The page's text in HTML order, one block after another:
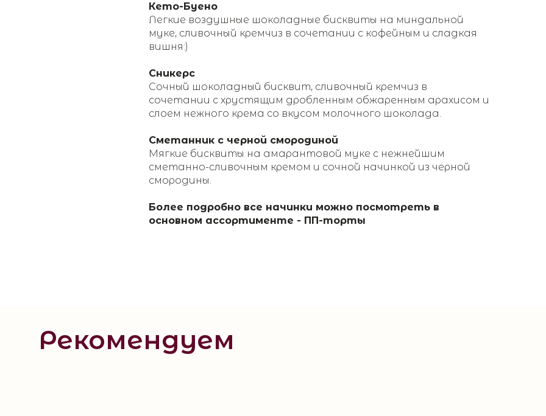
Кето-Буено
Легкие воздушные шоколадные бисквиты на миндальной
муке, сливочный кремчиз в сочетании с кофейным и сладкая
вишня:)
Сникерс
Сочный шоколадный бисквит, сливочный кремчиз в
сочетании с хрустящим дробленным обжаренным арахисом и
слоем нежного крема со вкусом молочного шоколада.
Сметанник с черной смородиной
Мягкие бисквиты на амарантовой муке с нежнейшим
сметанно-сливочным кремом и сочной начинкой из черной
смородины.
Более подробно все начинки можно посмотреть в
основном ассортименте - ПП-торты
Рекомендуем